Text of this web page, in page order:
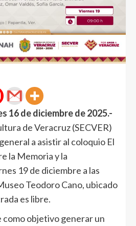
16 de diciembre de 2025.-
de Veracruz (SECVER)
a asistir al coloquio El
la Memoria y la
19 de diciembre a las
Teodoro Cano, ubicado
es libre.
como objetivo generar un